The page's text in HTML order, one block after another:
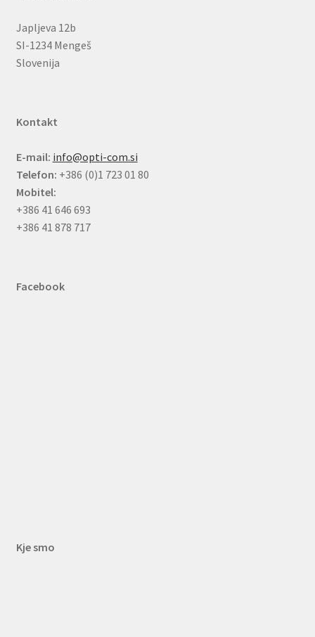
Japljeva 12b
SI-1234 Mengeš
Slovenija
Kontakt
E-mail: info@opti-com.si
Telefon: +386 (0)1 723 01 80
Mobitel:
+386 41 646 693
+386 41 878 717
Facebook
Kje smo